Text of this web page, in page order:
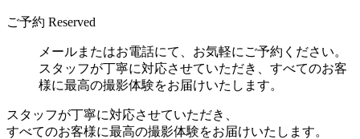
ご予約 Reserved
メールまたはお電話にて、お気軽にご予約ください。
スタッフが丁寧に対応させていただき、すべてのお客
様に最高の撮影体験をお届けいたします。
スタッフが丁寧に対応させていただき、
すべてのお客様に最高の撮影体験をお届けいたします。